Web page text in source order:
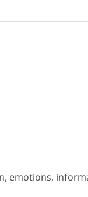
emotions,